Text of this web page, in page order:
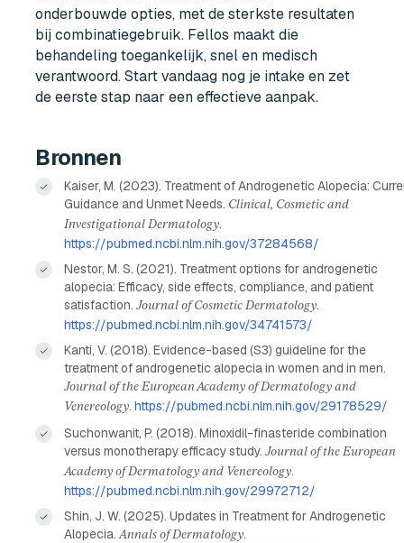
onderbouwde opties, met de sterkste resultaten
bij combinatiegebruik. Fellos maakt die
behandeling toegankelijk, snel en medisch
verantwoord. Start vandaag nog je intake en zet
de eerste stap naar een effectieve aanpak.
Bronnen
Kaiser, M. (2023). Treatment of Androgenetic Alopecia:
Guidance and Unmet Needs. Clinical, Cosmetic and
Investigational Dermatology.
https://pubmed.ncbi.nlm.nih.gov/37284568/
Nestor, M. S. (2021). Treatment options for androgenetic
alopecia: Efficacy, side effects, compliance, and patient
satisfaction. Journal of Cosmetic Dermatology.
https://pubmed.ncbi.nlm.nih.gov/34741573/
Kanti, V. (2018). Evidence-based (S3) guideline for the
treatment of androgenetic alopecia in women and in men.
Journal of the European Academy of Dermatology and
Venereology. https://pubmed.ncbi.nlm.nih.gov/29178529/
Suchonwanit, P. (2018). Minoxidil-finasteride combination
versus monotherapy efficacy study. Journal of the European
Academy of Dermatology and Venereology.
https://pubmed.ncbi.nlm.nih.gov/29972712/
Shin, J. W. (2025). Updates in Treatment for Androgenetic
Alopecia.Annals of Dermatology.